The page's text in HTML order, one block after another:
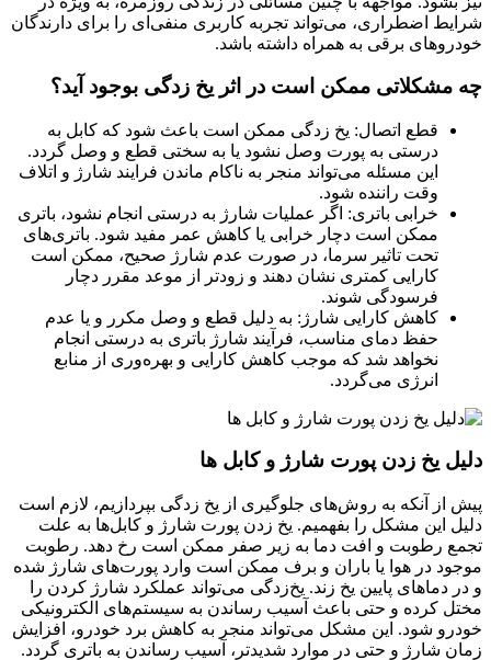
شرایط اضطراری، می‌تواند تجربه کاربری منفی‌ای را برای دارندگان
خودروهای برقی به همراه داشته باشد.
چه مشکلاتی ممکن است در اثر یخ زدگی بوجود آید؟
قطع اتصال: یخ زدگی ممکن است باعث شود که کابل به
درستی به پورت وصل نشود یا به سختی قطع و وصل گردد.
این مسئله می‌تواند منجر به ناکام ماندن فرایند شارژ و اتلاف
وقت راننده شود.
خرابی باتری: اگر عملیات شارژ به درستی انجام نشود، باتری
ممکن است دچار خرابی یا کاهش عمر مفید شود. باتری‌های
تحت تاثیر سرما، در صورت عدم شارژ صحیح، ممکن است
کارایی کمتری نشان دهند و زودتر از موعد مقرر دچار
فرسودگی شوند.
کاهش کارایی شارژ: به دلیل قطع و وصل مکرر و یا عدم
حفظ دمای مناسب، فرآیند شارژ باتری به درستی انجام
نخواهد شد که موجب کاهش کارایی و بهره‌وری از منابع
انرژی می‌گردد.
دلیل یخ زدن پورت شارژ و کابل ها
پیش از آنکه به روش‌های جلوگیری از یخ زدگی بپردازیم، لازم است
دلیل این مشکل را بفهمیم. یخ زدن پورت شارژ و کابل‌ها به علت
تجمع رطوبت و افت دما به زیر صفر ممکن است رخ دهد. رطوبت
موجود در هوا یا باران و برف ممکن است وارد پورت‌های شارژ شده
و در دماهای پایین یخ زند. یخ‌زدگی می‌تواند عملکرد شارژ کردن را
مختل کرده و حتی باعث آسیب رساندن به سیستم‌های الکترونیکی
خودرو شود. این مشکل می‌تواند منجر به کاهش برد خودرو، افزایش
زمان شارژ و حتی در موارد شدیدتر، آسیب رساندن به باتری گردد.